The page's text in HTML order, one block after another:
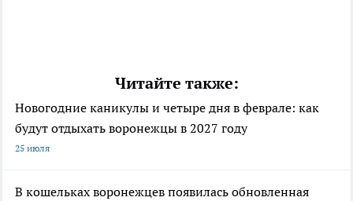
Читайте также:
Новогодние каникулы и четыре дня в феврале: как
будут отдыхать воронежцы в 2027 году
25 июля
В кошельках воронежцев появилась обновленная